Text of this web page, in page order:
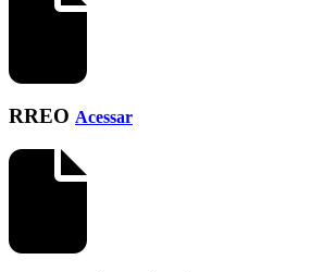
RREO Acessar